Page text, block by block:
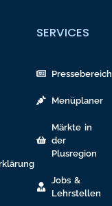
SERVICES
Pressebereich
Menüplaner
Märkte in
der
Plusregion
Jobs &
Lehrstellen